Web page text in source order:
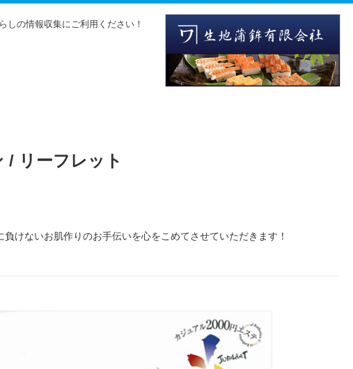
しの情報収集にご利用ください！
/ リーフレット
けないお肌作りのお手伝いを心をこめてさせていただきます！